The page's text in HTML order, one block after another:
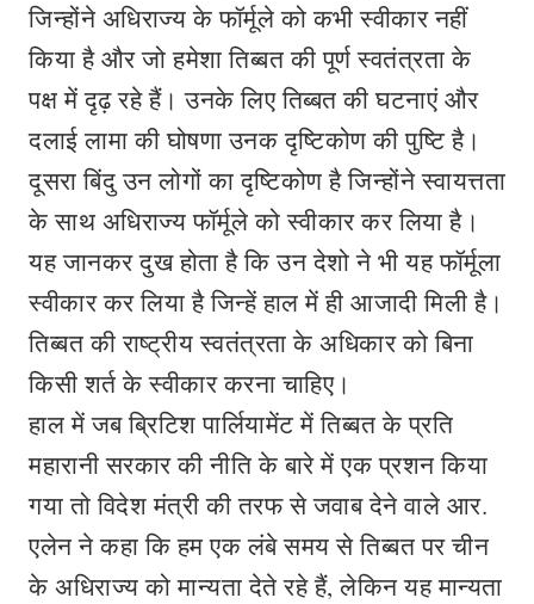
जिन्होंने अधिराज्य के फॉर्मूले को कभी स्वीकार नहीं
किया है और जो हमेशा तिब्बत की पूर्ण स्वतंत्रता के
पक्ष में दृढ़ रहे हैं। उनके लिए तिब्बत की घटनाएं और
दलाई लामा की घोषणा उनक दृष्टिकोण की पुष्टि है।
दूसरा बिंदु उन लोगों का दृष्टिकोण है जिन्होंने स्वायत्तता
के साथ अधिराज्य फॉर्मूले को स्वीकार कर लिया है।
यह जानकर दुख होता है कि उन देशो ने भी यह फॉर्मूला
स्वीकार कर लिया है जिन्हें हाल में ही आजादी मिली है।
तिब्बत की राष्ट्रीय स्वतंत्रता के अधिकार को बिना
किसी शर्त के स्वीकार करना चाहिए।
हाल में जब ब्रिटिश पार्लियामेंट में तिब्बत के प्रति
महारानी सरकार की नीति के बारे में एक प्रशन किया
गया तो विदेश मंत्री की तरफ से जवाब देने वाले आर.
एलेन ने कहा कि हम एक लंबे समय से तिब्बत पर चीन
के अधिराज्य को मान्यता देते रहे हैं, लेकिन यह मान्यता